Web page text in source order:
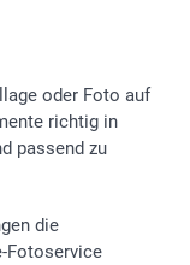
oder Foto auf
richtig in
passend zu
die
Fotoservice